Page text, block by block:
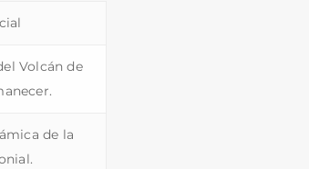
Volcán de
de la